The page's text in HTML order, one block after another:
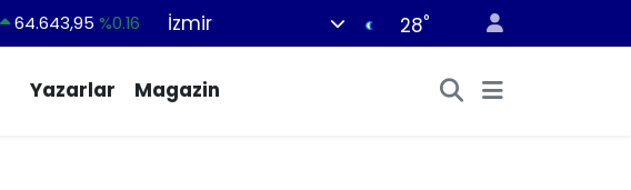
64.643,95 %0.16
55,0406 %-0.08
İzmir 28°
Yazarlar Magazin